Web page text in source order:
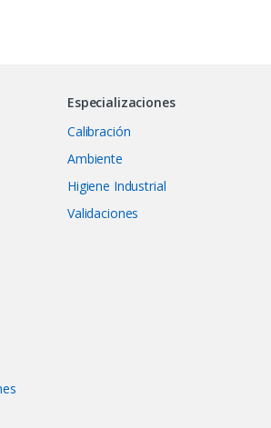
Especializaciones
Calibración
Ambiente
Higiene Industrial
Validaciones